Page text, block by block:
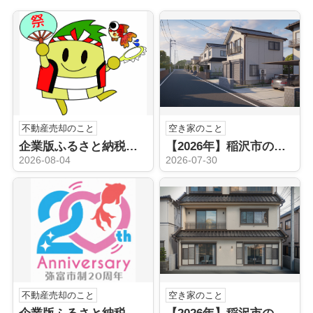
不動産売却のこと
企業版ふるさと納税（稲沢市）
2026-08-04
空き家のこと
【2026年】稲沢市の空き家売却はどうする？不動産会社の選び方と手順を解説
2026-07-30
不動産売却のこと 空き家のこと